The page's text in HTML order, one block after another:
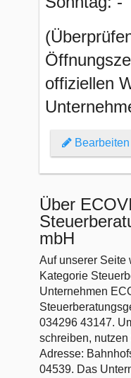
offiziellen
Bearbeiten
Über
mbH
Auf unserer Seite
Kategorie
Unternehmen
034296 43147.
schreiben,
Adresse:
04539. Das